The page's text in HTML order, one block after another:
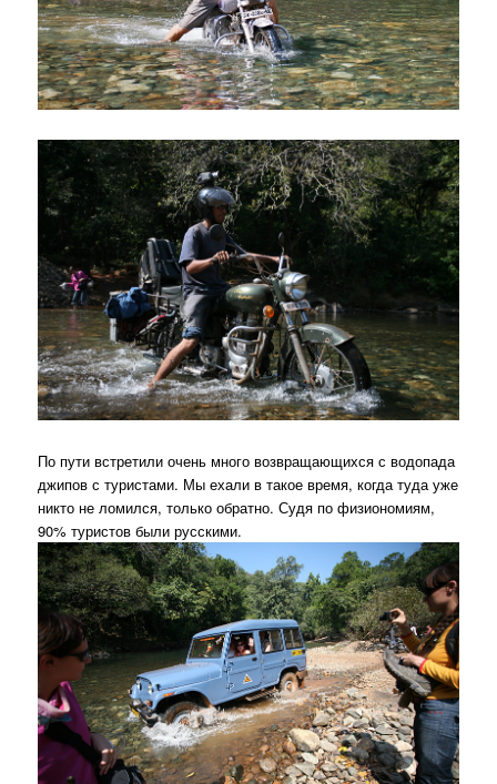
По пути встретили очень много возвращающихся с водопада
джипов с туристами. Мы ехали в такое время, когда туда уже
никто не ломился, только обратно. Судя по физиономиям,
90% туристов были русскими.